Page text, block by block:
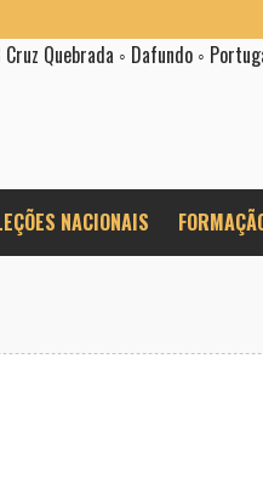
Quebrada ◦ Dafundo ◦
NACIONAIS